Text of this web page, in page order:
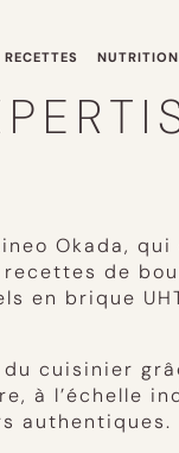
NUTRITION
Okada,
de
en brique
cuisinier
à l’échelle
authentiques.